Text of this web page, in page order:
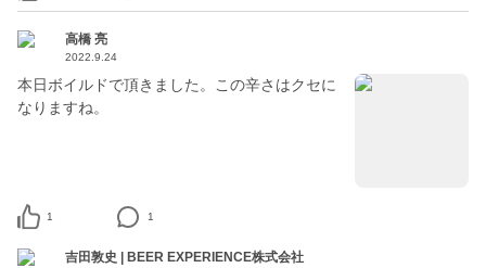
高橋 亮
2022.9.24
本日ボイルドで頂きました。この辛さはクセに
なりますね。
1 1
吉田敦史 | BEER EXPERIENCE株式会社